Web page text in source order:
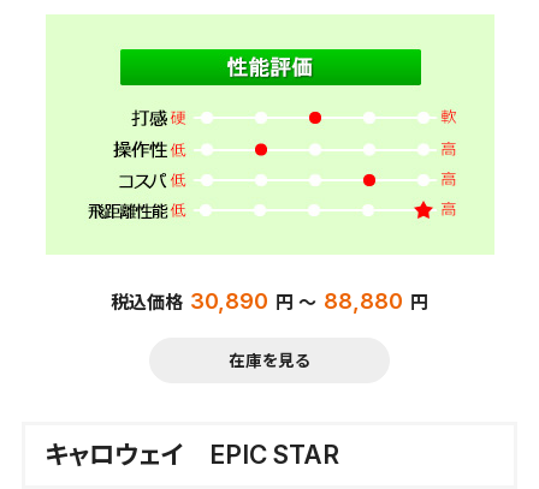
税込価格 30,890 円 ～ 88,880 円
在庫を見る
キャロウェイ EPIC STAR